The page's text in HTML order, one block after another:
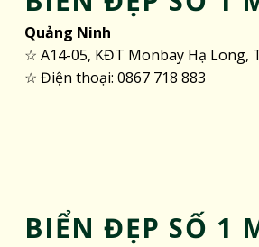
Quảng Ninh
☆ A14-05, KĐT Monbay Hạ Long,
☆ Điện thoại: 0867 718 883
BIỂN ĐẸP SỐ 1